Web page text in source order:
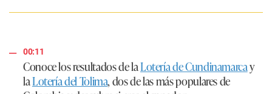
00:11
Conoce los resultados de laLotería de Cundinamarcay
laLotería del Tolima, dos de las más populares de